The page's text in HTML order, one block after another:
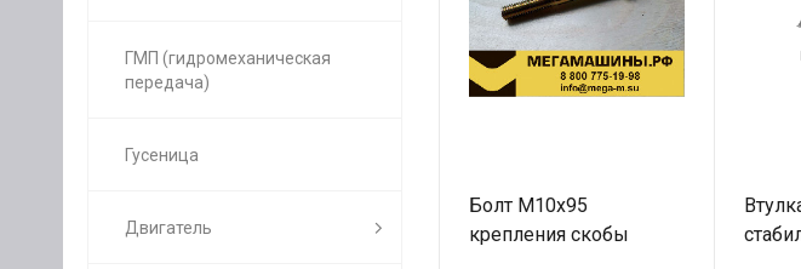
ГМП (гидромеханическая
передача)
Гусеница
Двигатель
Болт М10х95
крепления скобы